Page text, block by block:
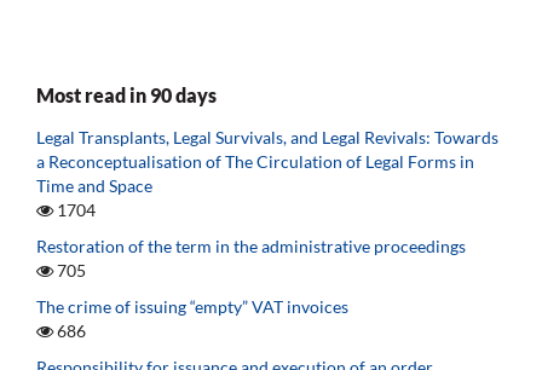
Most read in 90 days
Legal Transplants, Legal Survivals, and Legal Revivals: Towards
a Reconceptualisation of The Circulation of Legal Forms in
Time and Space
1704
Restoration of the term in the administrative proceedings
705
The crime of issuing “empty” VAT invoices
686